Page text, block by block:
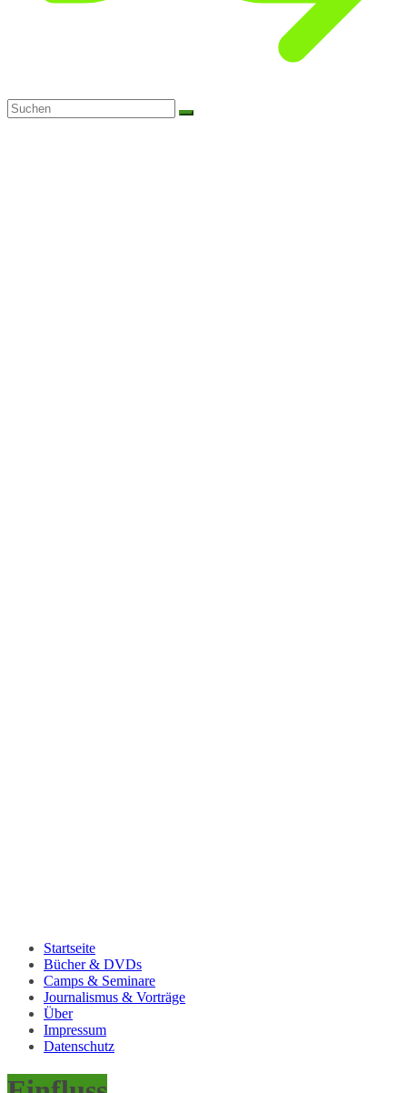
Startseite
Bücher & DVDs
Camps & Seminare
Journalismus & Vorträge
Über
Impressum
Datenschutz